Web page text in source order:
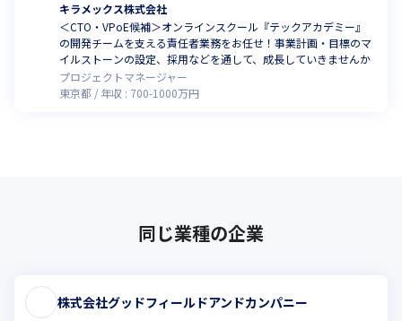
キラメックス株式会社
＜CTO・VPoE候補＞オンラインスクール『テックアカデミー』
の開発チームを支える責任者業務をお任せ！事業計画・目標のマ
イルストーンの設定、採用などを通して、成長していきませんか
プロジェクトマネージャー
東京都
年収 : 700-1000万円
同じ業種の企業
株式会社グッドフィールドアンドカンパニー